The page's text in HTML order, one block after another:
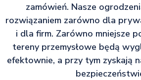
zamówień. Nasze
rozwiązaniem zarówno dla
i dla firm. Zarówno mniejsze
tereny przemysłowe będą
efektownie, a przy tym zyskają